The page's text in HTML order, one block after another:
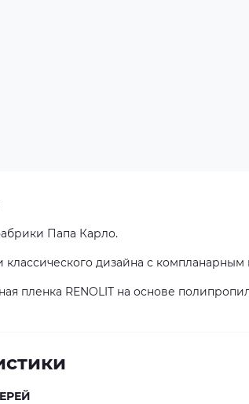
Папа Карло.
дизайна с компланарным
пленка RENOLIT на основе